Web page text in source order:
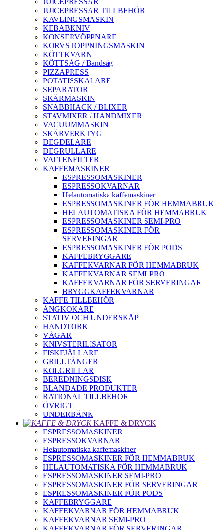
JUICEPRESSAR
JUICEPRESSAR TILLBEHÖR
KAVLINGSMASKIN
KEBABKNIV
KONSERVÖPPNARE
KORVSTOPPNINGSMASKIN
KÖTTKVARN
KÖTTSÅG / Bandsåg
PIZZAPRESS
POTATISSKALARE
SEPARATOR
SKÄRMASKIN
SNABBHACK / BLIXER
STAVMIXER / HANDMIXER
VACUUMMASKIN
SKÄRVERKTYG
DEGDELARE
DEGRULLARE
VATTENFILTER
KAFFEMASKINER
ESPRESSOMASKINER
ESPRESSOKVARNAR
Helautomatiska kaffemaskiner
ESPRESSOMASKINER FÖR HEMMABRUK
HELAUTOMATISKA FÖR HEMMABRUK
ESPRESSOMASKINER SEMI-PRO
ESPRESSOMASKINER FÖR
SERVERINGAR
ESPRESSOMASKINER FÖR PODS
KAFFEBRYGGARE
KAFFEKVARNAR FÖR HEMMABRUK
KAFFEKVARNAR SEMI-PRO
KAFFEKVARNAR FÖR SERVERINGAR
BRYGGKAFFEKVARNAR
KAFFE TILLBEHÖR
ÅNGKOKARE
STATIV OCH UNDERSKÅP
HANDTORK
VÅGAR
KNIVSTERILISATOR
FISKFJÄLLARE
GRILLTÄNGER
KOLGRILLAR
BEREDNINGSDISK
BLANDADE PRODUKTER
RATIONAL TILLBEHÖR
ÖVRIGT
UNDERBÄNK
KAFFE & DRYCK
ESPRESSOMASKINER
ESPRESSOKVARNAR
Helautomatiska kaffemaskiner
ESPRESSOMASKINER FÖR HEMMABRUK
HELAUTOMATISKA FÖR HEMMABRUK
ESPRESSOMASKINER SEMI-PRO
ESPRESSOMASKINER FÖR SERVERINGAR
ESPRESSOMASKINER FÖR PODS
KAFFEBRYGGARE
KAFFEKVARNAR FÖR HEMMABRUK
KAFFEKVARNAR SEMI-PRO
KAFFEKVARNAR FÖR SERVERINGAR